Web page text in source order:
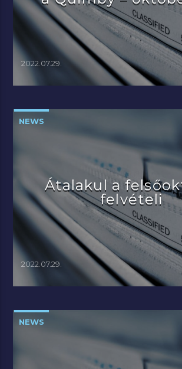
2022.07.29.
NEWS
Átalakul a
felvételi
2022.07.29.
NEWS